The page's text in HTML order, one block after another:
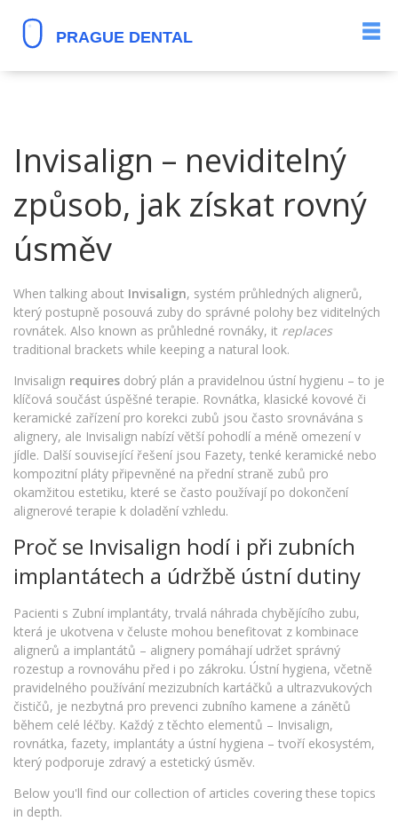
Invisalign – neviditelný
způsob, jak získat rovný
úsměv
When talking about Invisalign, systém průhledných alignerů,
který postupně posouvá zuby do správné polohy bez viditelných
rovnátek. Also known as průhledné rovnáky, it replaces
traditional brackets while keeping a natural look.
Invisalign requires dobrý plán a pravidelnou ústní hygienu – to je
klíčová součást úspěšné terapie. Rovnátka, klasické kovové či
keramické zařízení pro korekci zubů jsou často srovnávána s
alignery, ale Invisalign nabízí větší pohodlí a méně omezení v
jídle. Další související řešení jsou Fazety, tenké keramické nebo
kompozitní pláty připevněné na přední straně zubů pro
okamžitou estetiku, které se často používají po dokončení
alignerové terapie k doladění vzhledu.
Proč se Invisalign hodí i při zubních
implantátech a údržbě ústní dutiny
Pacienti s Zubní implantáty, trvalá náhrada chybějícího zubu,
která je ukotvena v čeluste mohou benefitovat z kombinace
alignerů a implantátů – alignery pomáhají udržet správný
rozestup a rovnováhu před i po zákroku. Ústní hygiena, včetně
pravidelného používání mezizubních kartáčků a ultrazvukových
čističů, je nezbytná pro prevenci zubního kamene a zánětů
během celé léčby. Každý z těchto elementů – Invisalign,
rovnátka, fazety, implantáty a ústní hygiena – tvoří ekosystém,
který podporuje zdravý a estetický úsměv.
Below you'll find our collection of articles covering these topics
in depth.